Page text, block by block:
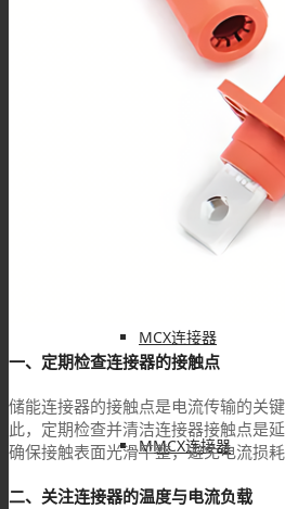
F型连接器
UHF连接器
MCX连接器
MMCX连接器
一、定期检查连接器的接触点
储能连接器的接触点是电流传输的关
此，定期检查并清洁连接器接触点是
确保接触表面光滑平整，避免电流损耗
二、关注连接器的温度与电流负载